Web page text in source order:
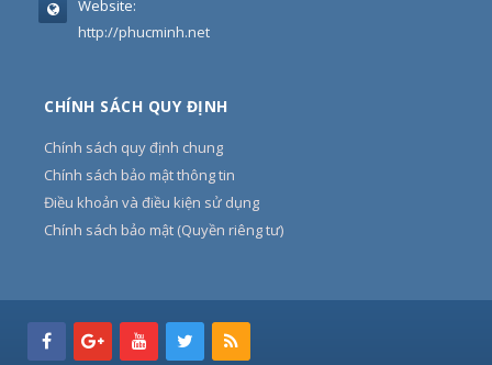
Website:
http://phucminh.net
CHÍNH SÁCH QUY ĐỊNH
Chính sách quy định chung
Chính sách bảo mật thông tin
Điều khoản và điều kiện sử dụng
Chính sách bảo mật (Quyền riêng tư)